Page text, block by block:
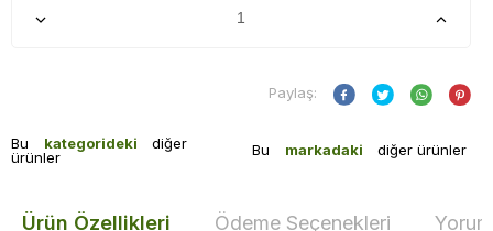
Paylaş:
Bu kategorideki
diğer
ürünler
Bu markadaki diğer ürünler
Ürün Özellikleri Ödeme Seçenekleri